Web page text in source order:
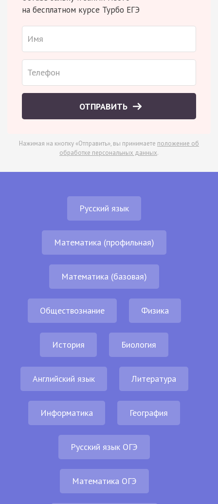
на бесплатном курсе Турбо ЕГЭ
ОТПРАВИТЬ
Нажимая на кнопку «Отправить», вы принимаете положение об
обработке персональных данных.
Русский язык
Математика (профильная)
Математика (базовая)
Обществознание Физика
История Биология
Английский язык Литература
Информатика География
Русский язык ОГЭ
Математика ОГЭ